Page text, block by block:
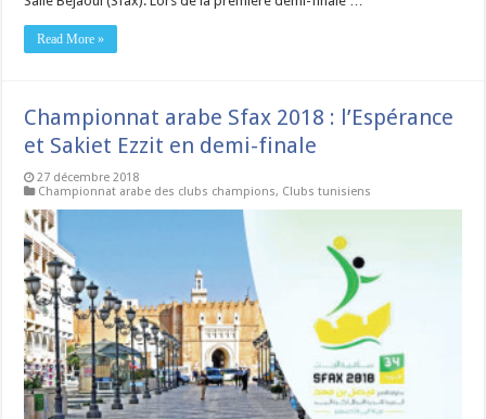
Read More »
Championnat arabe Sfax 2018 : l’Espérance
et Sakiet Ezzit en demi-finale
27 décembre 2018
Championnat arabe des clubs champions, Clubs tunisiens